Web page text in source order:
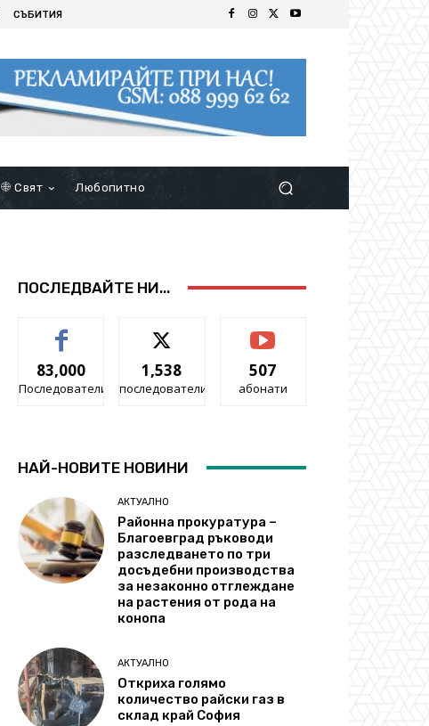
СЪБИТИЯ
Свят Любопитно
ПОСЛЕДВАЙТЕ НИ...
83,000
Последователи
1,538
последователи
507
абонати
НАЙ-НОВИТЕ НОВИНИ
АКТУАЛНО
Районна прокуратура –
Благоевград ръководи
разследването по три
досъдебни производства
за незаконно отглеждане
на растения от рода на
конопа
АКТУАЛНО
Откриха голямо
количество райски газ в
склад край София